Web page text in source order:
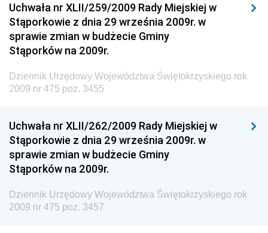
Dziennik Urzędowy Ministerstwa Kultury, Dziedzictwa
Narodowego i Sportu
Dziennik Urzędowy Ministra Finansów, Funduszy i
Dziennik Urzędowy Ministra Rozwoju, Pracy i
Dziennik Urzędowy Ministra Kultury, Dziedzictwa
Narodowego i Sportu
Dziennik Urzędowy Ministra Rodziny i Polityki
Społecznej
Dziennik Urzędowy Komendy Głównej Straży
Granicznej
Uchwała nr XLII/259/2009 Rady Miejskiej w
Stąporkowie z dnia 29 września 2009r. w
sprawie zmian w budżecie Gminy
Stąporków na 2009r.
Dziennik Urzędowy Województwa Świętokrzyskiego rok
2009 nr 475 poz. 3455
Uchwała nr XLII/262/2009 Rady Miejskiej w
Stąporkowie z dnia 29 września 2009r. w
sprawie zmian w budżecie Gminy
Stąporków na 2009r.
Dziennik Urzędowy Województwa Świętokrzyskiego rok
2009 nr 475 poz. 3457